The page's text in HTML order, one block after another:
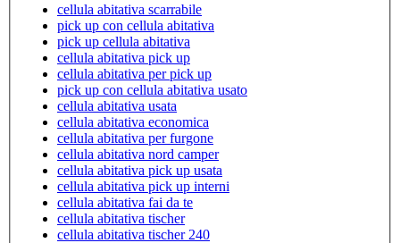
cellula abitativa scarrabile
pick up con cellula abitativa
pick up cellula abitativa
cellula abitativa pick up
cellula abitativa per pick up
pick up con cellula abitativa usato
cellula abitativa usata
cellula abitativa economica
cellula abitativa per furgone
cellula abitativa nord camper
cellula abitativa pick up usata
cellula abitativa pick up interni
cellula abitativa fai da te
cellula abitativa tischer
cellula abitativa tischer 240